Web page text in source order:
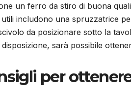
un ferro da stiro di buona
includono una spruzzatrice
da posizionare sotto la
disposizione, sarà possibile
per